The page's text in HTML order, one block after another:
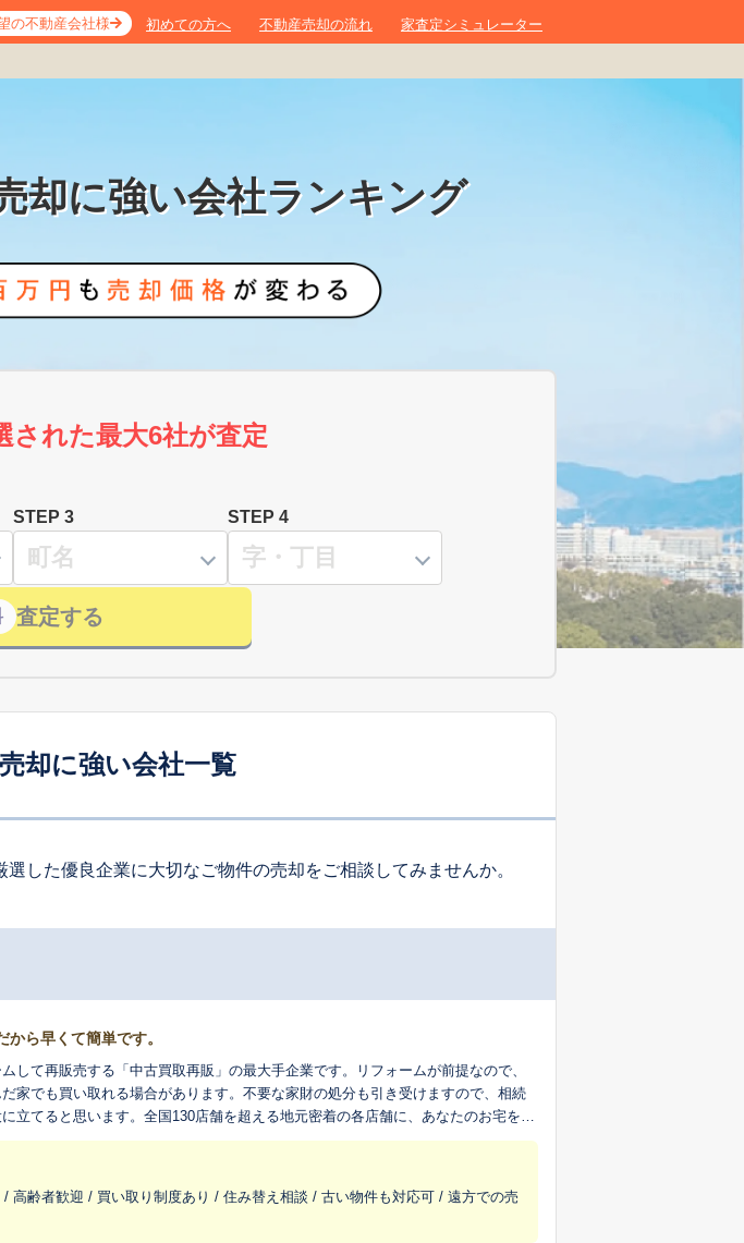
の不動産会社様 初めての方へ 不動産売却の流れ 家査定シミュレーター
却に強い会社ランキング
された最大6社が査定
STEP 3 STEP 4
査定する
却に強い会社一覧
した優良企業に大切なご物件の売却をご相談してみませんか。
ら早くて簡単です。
して再販売する「中古買取再販」の最大手企業です。リフォームが前提なので、
家でも買い取れる場合があります。不要な家財の処分も引き受けますので、相続
立てると思います。全国130店舗を超える地元密着の各店舗に、あなたのお宅を生
させてください。
高齢者歓迎 / 買い取り制度あり / 住み替え相談 / 古い物件も対応可 / 遠方での売